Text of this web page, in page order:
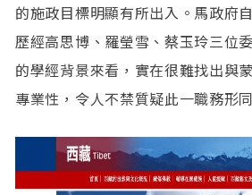
的施政目標明顯有所出入。馬政府
歷經高思博、羅瑩雪、蔡玉玲三位
的學經背景來看，實在很難找出與
專業性，令人不禁質疑此一職務形